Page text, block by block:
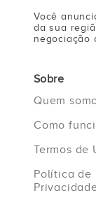
Você
da sua
negociação
Sobre
Quem
Como
Termos de
Política de